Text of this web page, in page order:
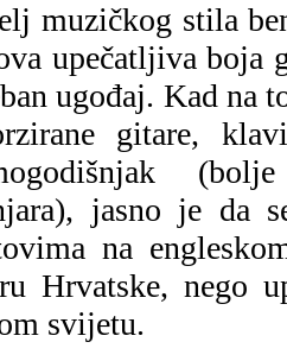
muzičkog stila
upečatljiva boja
ugođaj. Kad na
gitare,
jasno je da
na
Hrvatske, nego
svijetu.